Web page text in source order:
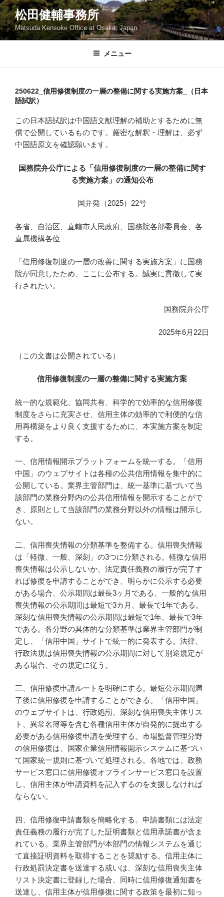
コ
ン
テ
ン
松田健輔事務所
Matsuda Kensuke Office at Osaka, Japan
メニュー
250622_信用修復制度の一層の整備に関する実施方案_（日本
語試訳）
この日本語試訳は中国語文献理解の補助とするために無
償で公開しているものです。厳密な解釈・理解は、必ず
中国語原文を確認願います。
国務院弁公庁による「信用修復制度の一層の整備に関す
る実施方案」の通知公布
国弁発（2025）22号
各省、自治区、直轄市人民政府、国務院各部委員会、各
直属機構各位
「信用修復制度の一層の改善に関する実施方案」に国務
院が同意したため、ここに公布する。誠実に貫徹して実
行されたい。
国務院弁公庁
2025年6月22日
（この文書は公開されている）
信用修復制度の一層の整備に関する実施方案
統一的な規範化、協同共有、科学的で効率的な信用修復
制度をさらに充実させ、信用主体の効率的で利便的な信
用再構築をより良く支援するために、本実施方案を制定
する。
一、信用情報開示プラットフォームを統一する。「信用
中国」のウェブサイトは各種の公共信用情報を集中的に
公開している。業界主管部門は、統一基準に基づいて当
該部門の業務分野内の公共信用情報を開示することがで
き、原則として当該部門の業務分野以外の情報は開示し
ない。
二、信用喪失情報の分類基準を整備する。信用喪失情報
は「軽微、一般、深刻」の3つに分類される。軽微な信用
喪失情報は公示しないか、法定責任義務の履行が完了す
れば修復を申請することができ、明らかに公示する必要
がある場合、公示期間は最長3ヶ月である、一般的な信用
喪失情報の公示期間は最短で3カ月、最長で1年である。
深刻な信用喪失情報の公示期間は最短で1年、最長で3年
である。各分野の具体的な分類基準は業界主管部門が制
定し、「信用中国」サイトで統一的に発表する。法律、
行政法規は信用喪失情報の公示期間に対して別途規定が
ある場合、その規定に従う。
三、信用修復申請ルートを明確にする。最短公示期間満
了後に信用修復を申請することができる。「信用中国」
のウェブサイトは、行政処罰、深刻な信用喪失主体リス
ト、異常名簿等を含む各種信用主体が自発的に提出する
必要がある信用修復申請を受理する。市場監督管理分野
の信用修復は、国家企業信用情報開示システムに基づい
て国家統一規則に基づいて処理される。各地では、政務
サービス窓口に信用修復オフラインサービス窓口を設置
し、信用主体が申請資料を記入するのを支援しなければ
ならない。
四、信用修復申請書類を簡略化する。申請書類には法定
責任義務の履行が完了した証明書類と信用承諾書が含ま
れている。業界主管部門が本部門の情報システムを通じ
て直接証明資料を取得することを奨励する。信用主体に
行政処罰決定書を送達する或いは、深刻な信用喪失主体
リスト決定書に登録した場合、同時に信用修復通知書を
送達し、信用主体が信用修復に関する政策を最初に知っ